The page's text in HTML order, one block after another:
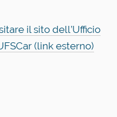
il sito dell’Ufficio
(link esterno)